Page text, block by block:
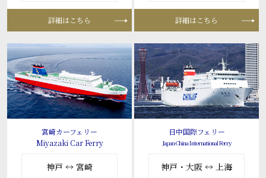
詳細はこちら 詳細はこちら
宮崎カーフェリー
Miyazaki Car Ferry
神戸 ↔ 宮崎
日中国際フェリー
Japan-China International Ferry
神戸・大阪 ↔ 上海